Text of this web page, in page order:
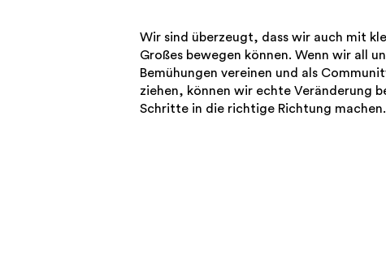
Wir sind überzeugt, dass wir auch mit
Großes bewegen können. Wenn wir all
Bemühungen vereinen und als
ziehen, können wir echte Veränderung
Schritte in die richtige Richtung machen.